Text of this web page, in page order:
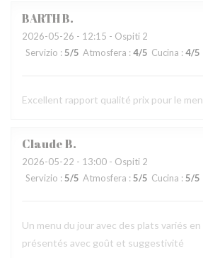
BARTHB
2026-05-26 - 12:15 - Ospiti 2
Servizio : 5/5 Atmosfera : 4/5 Cucina : 4/5
Excellent rapport qualité prix pour le
ClaudeB
2026-05-22 - 13:00 - Ospiti 2
Servizio : 5/5 Atmosfera : 5/5 Cucina : 5/5
Un menu du jour avec des plats variés
présentés avec goût et suggestivité